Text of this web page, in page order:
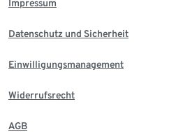
Impressum
Datenschutz und Sicherheit
Einwilligungsmanagement
Widerrufsrecht
AGB